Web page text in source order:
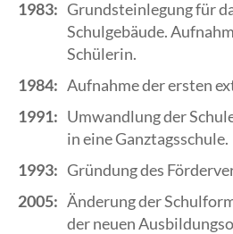
1983: Grundsteinlegung für
Schulgebäude.
Schülerin.
1984: Aufnahme der ersten
1991: Umwandlung der
in eine Ganztagsschule.
1993: Gründung des
2005: Änderung der
der neuen